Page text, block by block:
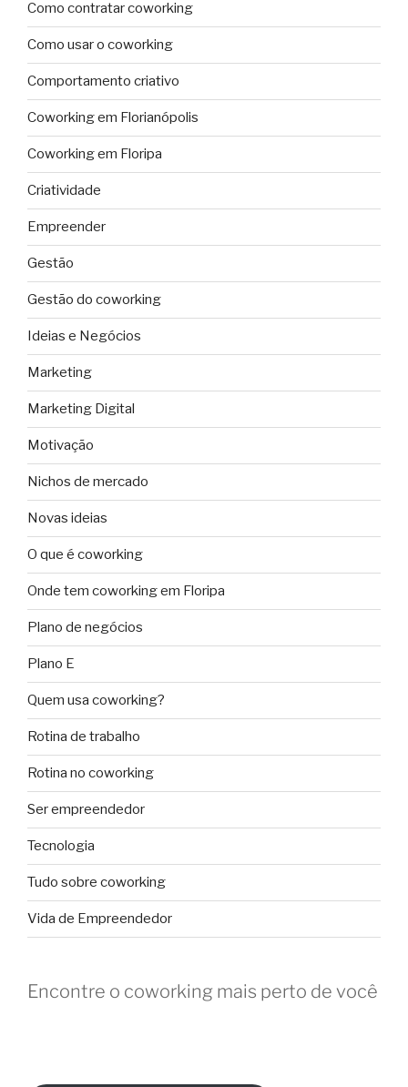
Como contratar coworking
Como usar o coworking
Comportamento criativo
Coworking em Florianópolis
Coworking em Floripa
Criatividade
Empreender
Gestão
Gestão do coworking
Ideias e Negócios
Marketing
Marketing Digital
Motivação
Nichos de mercado
Novas ideias
O que é coworking
Onde tem coworking em Floripa
Plano de negócios
Plano E
Quem usa coworking?
Rotina de trabalho
Rotina no coworking
Ser empreendedor
Tecnologia
Tudo sobre coworking
Vida de Empreendedor
Encontre o coworking mais perto de você